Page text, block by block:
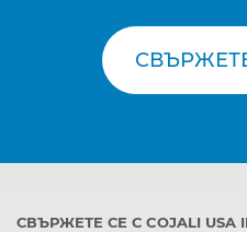
СВЪРЖЕТЕ СЕ С COJALI USA